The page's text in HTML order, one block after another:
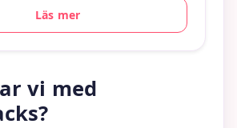
Läs mer
vi med